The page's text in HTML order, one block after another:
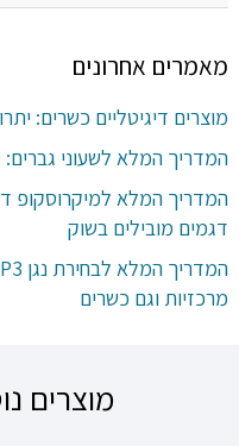
מאמרים אחרונים
מוצרים דיגיטליים כשרים:
המדריך המלא לשעוני גברים:
המדריך המלא למיקרוסקופ
דגמים מובילים בשוק
מרכזיות וגם כשרים
מוצרים